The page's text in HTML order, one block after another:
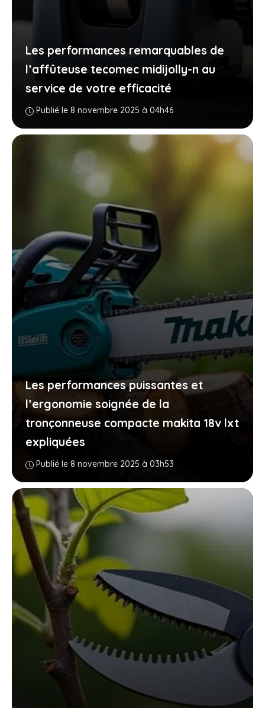
Les performances remarquables de
l’affûteuse tecomec midijolly-n au
service de votre efficacité
Publié le 8 novembre 2025 à 04h46
Les performances puissantes et
l’ergonomie soignée de la
tronçonneuse compacte makita 18v lxt
expliquées
Publié le 8 novembre 2025 à 03h53